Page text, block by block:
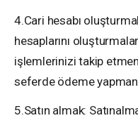
4.Cari hesabı
hesaplarını
işlemlerinizi takip
seferde ödeme
5.Satın almak: